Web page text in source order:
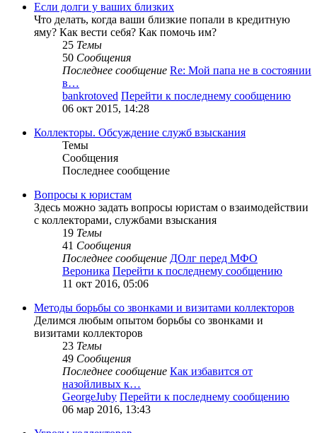
Если долги у ваших близких
Что делать, когда ваши близкие попали в кредитную
яму? Как вести себя? Как помочь им?
25 Темы
50 Сообщения
Последнее сообщение Re: Мой папа не в состоянии
в…
bankrotoved Перейти к последнему сообщению
06 окт 2015, 14:28
Коллекторы. Обсуждение служб взыскания
Темы
Сообщения
Последнее сообщение
Вопросы к юристам
Здесь можно задать вопросы юристам о взаимодействии
с коллекторами, службами взыскания
19 Темы
41 Сообщения
Последнее сообщение ДОлг перед МФО
Вероника Перейти к последнему сообщению
11 окт 2016, 05:06
Методы борьбы со звонками и визитами коллекторов
Делимся любым опытом борьбы со звонками и
визитами коллекторов
23 Темы
49 Сообщения
Последнее сообщение Как избавится от
назойливых к…
GeorgeJuby Перейти к последнему сообщению
06 мар 2016, 13:43